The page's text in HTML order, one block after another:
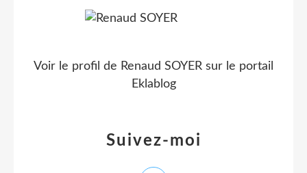
Suivez-moi
Voir le profil de Renaud SOYER sur le portail
Eklablog